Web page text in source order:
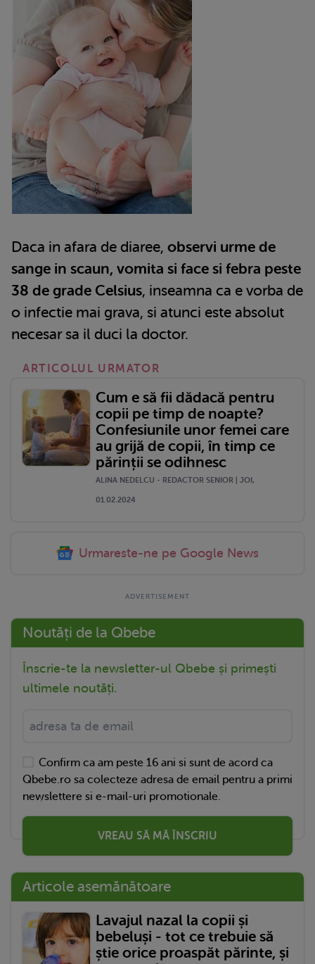
Daca in afara de diaree, observi urme de
sange in scaun, vomita si face si febra peste
38 de grade Celsius, inseamna ca e vorba de
o infectie mai grava, si atunci este absolut
necesar sa il duci la doctor.
ARTICOLUL URMATOR
Cum e să fii dădacă pentru
copii pe timp de noapte?
Confesiunile unor femei care
au grijă de copii, în timp ce
părinții se odihnesc
ALINA NEDELCU - REDACTOR SENIOR | JOI,
01.02.2024
Urmareste-ne pe Google News
Noutăți de la Qbebe
Înscrie-te la newsletter-ul Qbebe și primești
ultimele noutăți.
Confirm ca am peste 16 ani si sunt de acord ca
Qbebe.ro sa colecteze adresa de email pentru a primi
newslettere si e-mail-uri promotionale.
VREAU SĂ MĂ ÎNSCRIU
Articole asemănătoare
Lavajul nazal la copii și
bebeluși - tot ce trebuie să
știe orice proaspăt părinte, și